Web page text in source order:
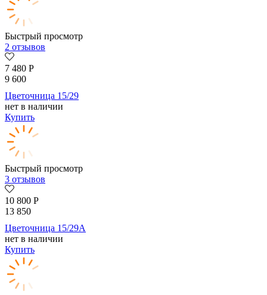
Быстрый просмотр
2 отзывов
7 480 Р
9 600
Цветочница 15/29
нет в наличии
Купить
Быстрый просмотр
3 отзывов
10 800 Р
13 850
Цветочница 15/29А
нет в наличии
Купить